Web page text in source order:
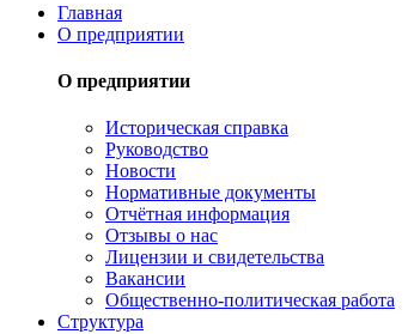
Главная
О предприятии
О предприятии
Историческая справка
Руководство
Новости
Нормативные документы
Отчётная информация
Отзывы о нас
Лицензии и свидетельства
Вакансии
Общественно-политическая работа
Структура